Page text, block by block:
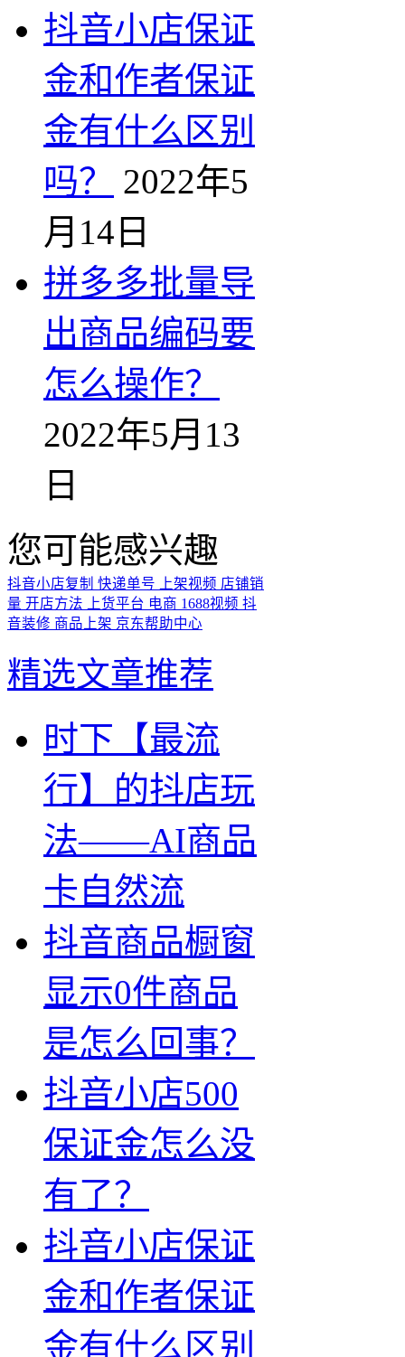
抖音小店保证
金和作者保证
金有什么区别
吗？
2022年5
月14日
拼多多批量导
出商品编码要
怎么操作？
2022年5月13
日
您可能感兴趣
抖音小店复制 快递单号 上架视频 店铺销
量 开店方法 上货平台 电商 1688视频 抖
音装修 商品上架 京东帮助中心
精选文章推荐
时下【最流
行】的抖店玩
法——AI商品
卡自然流
抖音商品橱窗
显示0件商品
是怎么回事？
抖音小店500
保证金怎么没
有了？
抖音小店保证
金和作者保证
金有什么区别